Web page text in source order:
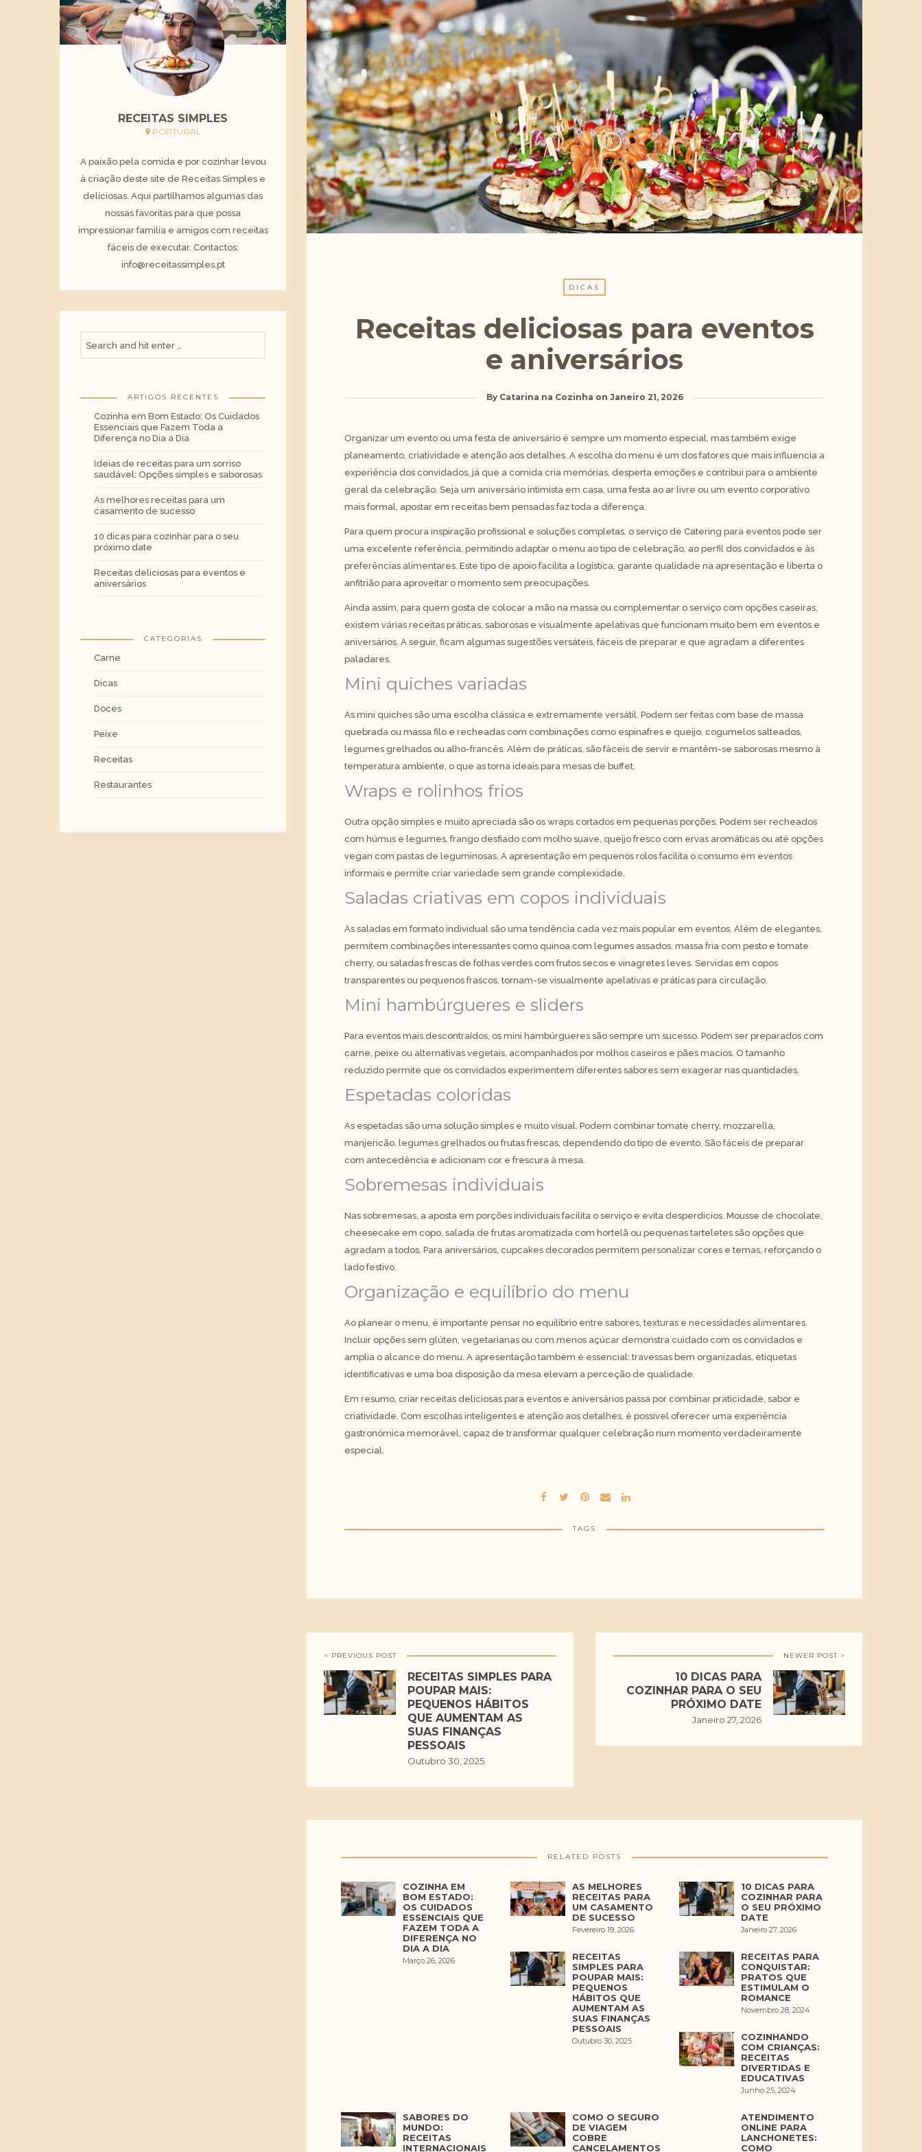
RECEITAS SIMPLES
PORTUGAL
A paixão pela comida e por cozinhar levou
à criação deste site de Receitas Simples e
deliciosas. Aqui partilhamos algumas das
nossas favoritas para que possa
impressionar familia e amigos com receitas
fáceis de executar. Contactos:
info@receitassimples.pt
ARTIGOS RECENTES
Cozinha em Bom Estado: Os Cuidados
Essenciais que Fazem Toda a
Diferença no Dia a Dia
Ideias de receitas para um sorriso
saudável: Opções simples e saborosas
As melhores receitas para um
casamento de sucesso
10 dicas para cozinhar para o seu
próximo date
Receitas deliciosas para eventos e
aniversários
CATEGORIAS
Carne
Dicas
Doces
Peixe
Receitas
Restaurantes
DICAS
Receitas deliciosas para eventos
e aniversários
By Catarina na Cozinha on Janeiro 21, 2026
Organizar um evento ou uma festa de aniversário é sempre um momento especial, mas também exige
planeamento, criatividade e atenção aos detalhes. A escolha do menu é um dos fatores que mais influencia a
experiência dos convidados, já que a comida cria memórias, desperta emoções e contribui para o ambiente
geral da celebração. Seja um aniversário intimista em casa, uma festa ao ar livre ou um evento corporativo
mais formal, apostar em receitas bem pensadas faz toda a diferença.
Para quem procura inspiração profissional e soluções completas, o serviço de Catering para eventos pode ser
uma excelente referência, permitindo adaptar o menu ao tipo de celebração, ao perfil dos convidados e às
preferências alimentares. Este tipo de apoio facilita a logística, garante qualidade na apresentação e liberta o
anfitrião para aproveitar o momento sem preocupações.
Ainda assim, para quem gosta de colocar a mão na massa ou complementar o serviço com opções caseiras,
existem várias receitas práticas, saborosas e visualmente apelativas que funcionam muito bem em eventos e
aniversários. A seguir, ficam algumas sugestões versáteis, fáceis de preparar e que agradam a diferentes
paladares.
Mini quiches variadas
As mini quiches são uma escolha clássica e extremamente versátil. Podem ser feitas com base de massa
quebrada ou massa filo e recheadas com combinações como espinafres e queijo, cogumelos salteados,
legumes grelhados ou alho-francês. Além de práticas, são fáceis de servir e mantêm-se saborosas mesmo à
temperatura ambiente, o que as torna ideais para mesas de buffet.
Wraps e rolinhos frios
Outra opção simples e muito apreciada são os wraps cortados em pequenas porções. Podem ser recheados
com húmus e legumes, frango desfiado com molho suave, queijo fresco com ervas aromáticas ou até opções
vegan com pastas de leguminosas. A apresentação em pequenos rolos facilita o consumo em eventos
informais e permite criar variedade sem grande complexidade.
Saladas criativas em copos individuais
As saladas em formato individual são uma tendência cada vez mais popular em eventos. Além de elegantes,
permitem combinações interessantes como quinoa com legumes assados, massa fria com pesto e tomate
cherry, ou saladas frescas de folhas verdes com frutos secos e vinagretes leves. Servidas em copos
transparentes ou pequenos frascos, tornam-se visualmente apelativas e práticas para circulação.
Mini hambúrgueres e sliders
Para eventos mais descontraídos, os mini hambúrgueres são sempre um sucesso. Podem ser preparados com
carne, peixe ou alternativas vegetais, acompanhados por molhos caseiros e pães macios. O tamanho
reduzido permite que os convidados experimentem diferentes sabores sem exagerar nas quantidades.
Espetadas coloridas
As espetadas são uma solução simples e muito visual. Podem combinar tomate cherry, mozzarella,
manjericão, legumes grelhados ou frutas frescas, dependendo do tipo de evento. São fáceis de preparar
com antecedência e adicionam cor e frescura à mesa.
Sobremesas individuais
Nas sobremesas, a aposta em porções individuais facilita o serviço e evita desperdícios. Mousse de chocolate,
cheesecake em copo, salada de frutas aromatizada com hortelã ou pequenas tarteletes são opções que
agradam a todos. Para aniversários, cupcakes decorados permitem personalizar cores e temas, reforçando o
lado festivo.
Organização e equilíbrio do menu
Ao planear o menu, é importante pensar no equilíbrio entre sabores, texturas e necessidades alimentares.
Incluir opções sem glúten, vegetarianas ou com menos açúcar demonstra cuidado com os convidados e
amplia o alcance do menu. A apresentação também é essencial: travessas bem organizadas, etiquetas
identificativas e uma boa disposição da mesa elevam a perceção de qualidade.
Em resumo, criar receitas deliciosas para eventos e aniversários passa por combinar praticidade, sabor e
criatividade. Com escolhas inteligentes e atenção aos detalhes, é possível oferecer uma experiência
gastronómica memorável, capaz de transformar qualquer celebração num momento verdadeiramente
especial.
TAGS
< PREVIOUS POST
RECEITAS SIMPLES PARA
POUPAR MAIS:
PEQUENOS HÁBITOS
QUE AUMENTAM AS
SUAS FINANÇAS
PESSOAIS
Outubro 30, 2025
NEWER POST >
10 DICAS PARA
COZINHAR PARA O SEU
PRÓXIMO DATE
Janeiro 27, 2026
RELATED POSTS
COZINHA EM
BOM ESTADO:
OS CUIDADOS
ESSENCIAIS QUE
FAZEM TODA A
DIFERENÇA NO
DIA A DIA
Março 26, 2026
AS MELHORES
RECEITAS PARA
UM CASAMENTO
DE SUCESSO
Fevereiro 19, 2026
10 DICAS PARA
COZINHAR PARA
O SEU PRÓXIMO
DATE
Janeiro 27, 2026
RECEITAS
SIMPLES PARA
POUPAR MAIS:
PEQUENOS
HÁBITOS QUE
AUMENTAM AS
SUAS FINANÇAS
PESSOAIS
Outubro 30, 2025
RECEITAS PARA
CONQUISTAR:
PRATOS QUE
ESTIMULAM O
ROMANCE
Novembro 28, 2024
COZINHANDO
COM CRIANÇAS:
RECEITAS
DIVERTIDAS E
EDUCATIVAS
Junho 25, 2024
SABORES DO
MUNDO:
RECEITAS
INTERNACIONAIS
COMO O SEGURO
DE VIAGEM
COBRE
CANCELAMENTOS
ATENDIMENTO
ONLINE PARA
LANCHONETES:
COMO